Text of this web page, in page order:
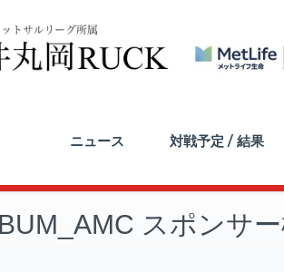
ニュース 対戦予定 / 結果
スポンサ